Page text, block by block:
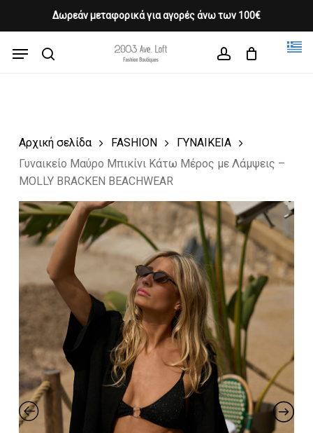
Δωρεάν μεταφορικά για αγορές άνω των 100€
content
Menu
Cart CLOSE
CART
Αρχική σελίδα FASHION
ΓΥΝΑΙΚΕΙΑ
Γυναικείο Μαύρο Μπικίνι Κάτω Μέρος με Λάμψεις –
MOLLY BRACKEN BEACHWEAR
Close